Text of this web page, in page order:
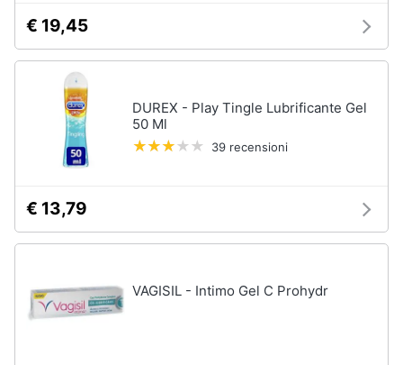
€ 19,45
DUREX - Play Tingle Lubrificante Gel
50 Ml
39 recensioni
€ 13,79
VAGISIL - Intimo Gel C Prohydr